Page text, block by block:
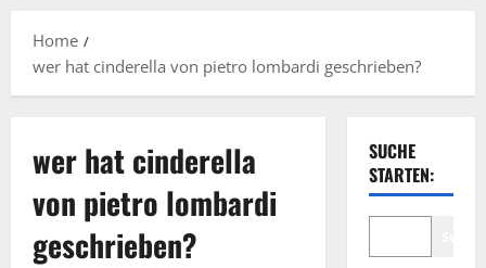
Home
wer hat cinderella von pietro lombardi geschrieben?
wer hat cinderella
von pietro lombardi
geschrieben?
SUCHE
STARTEN: